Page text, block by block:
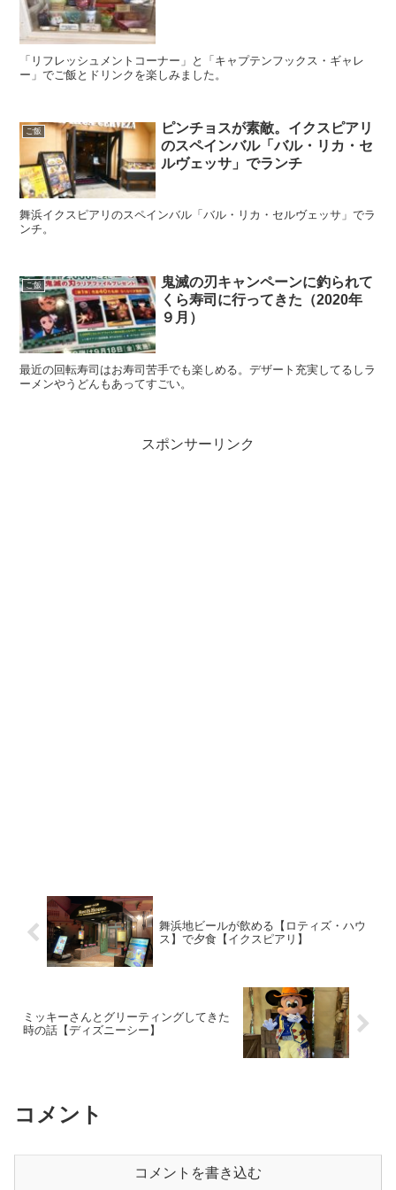
「リフレッシュメントコーナー」と「キャプテンフックス・ギャレ
ー」でご飯とドリンクを楽しみました。
ご飯
ピンチョスが素敵。イクスピアリ
のスペインバル「バル・リカ・セ
ルヴェッサ」でランチ
舞浜イクスピアリのスペインバル「バル・リカ・セルヴェッサ」でラ
ンチ。
ご飯
鬼滅の刃キャンペーンに釣られて
くら寿司に行ってきた（2020年
９月）
最近の回転寿司はお寿司苦手でも楽しめる。デザート充実してるしラ
ーメンやうどんもあってすごい。
スポンサーリンク
舞浜地ビールが飲める【ロティズ・ハウ
ス】で夕食【イクスピアリ】
ミッキーさんとグリーティングしてきた
時の話【ディズニーシー】
コメント
コメントを書き込む